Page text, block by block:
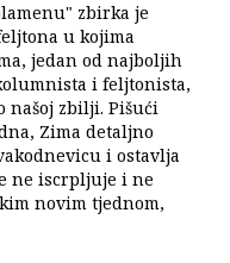
zbirka je
u kojima
jedan od najboljih
i feljtonista,
našoj zbilji. Pišući
Zima detaljno
i ostavlja
ne iscrpljuje i ne
novim tjednom,